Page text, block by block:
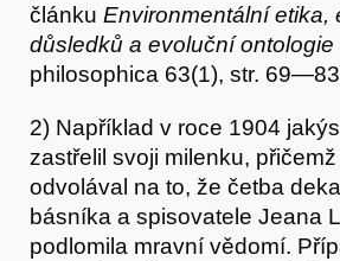
článku Environmentální etika,
důsledků a evoluční ontologie
philosophica 63(1), str.
2) Například v roce 1904
zastřelil svoji milenku,
odvolával na to, že četba
básníka a spisovatele Jeana
podlomila mravní vědomí.